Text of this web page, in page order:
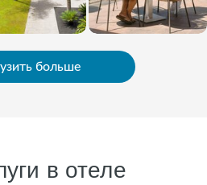
больше
в отеле